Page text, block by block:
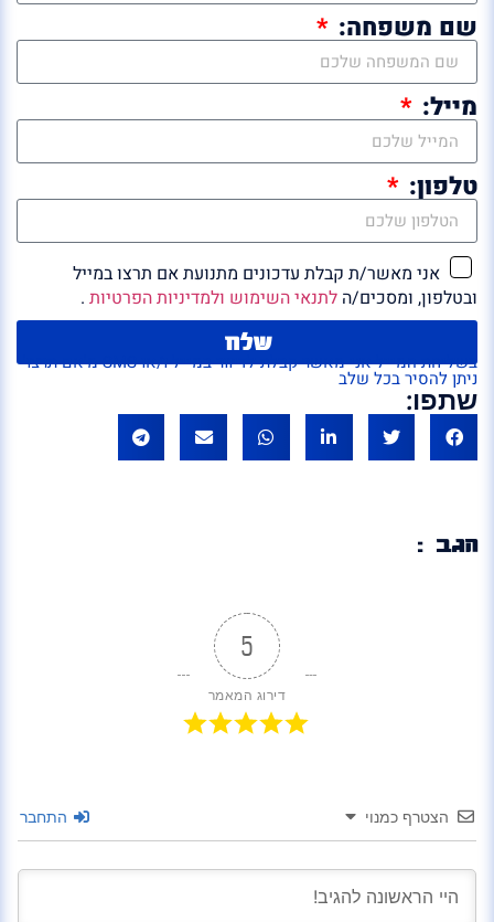
שם משפחה:
מייל:
טלפון:
אני מאשר/ת קבלת עדכונים מתנועת אם תרצו במייל
ובטלפון, ומסכים/ה לתנאי השימוש ולמדיניות הפרטיות .
שלח
בשליחת המייל אני מאשר קבלת לדיוור במייל ו/או SMS מ'אם תרצו'
ניתן להסיר בכל שלב
שתפו:
הגב :
5
דירוג המאמר
הצטרף כמנוי התחבר